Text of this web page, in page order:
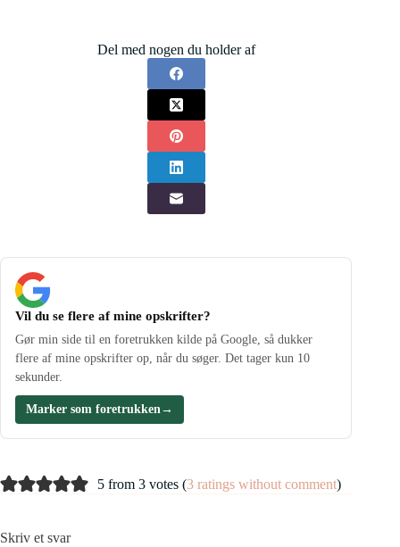
Del med nogen du holder af
Vil du se flere af mine opskrifter?
Gør min side til en foretrukken kilde på Google, så dukker
flere af mine opskrifter op, når du søger. Det tager kun 10
sekunder.
Marker som foretrukken →
5 from 3 votes (3 ratings without comment)
Skriv et svar